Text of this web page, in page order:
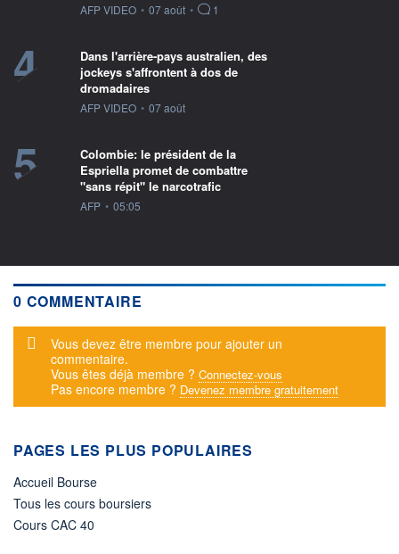
information fournie par
AFP VIDEO • 07 août • 1
4
Dans l'arrière-pays australien, des
jockeys s'affrontent à dos de
dromadaires
information fournie par
AFP VIDEO • 07 août
5
Colombie: le président de la
Espriella promet de combattre
"sans répit" le narcotrafic
information fournie par
AFP • 05:05
0 COMMENTAIRE
Message d'alerte
Vous devez être membre pour ajouter un
commentaire.
Vous êtes déjà membre ? Connectez-vous
Pas encore membre ? Devenez membre gratuitement
PAGES LES PLUS POPULAIRES
Accueil Bourse
Tous les cours boursiers
Cours CAC 40